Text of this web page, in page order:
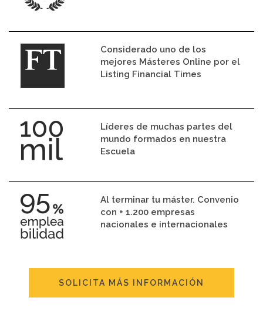
Considerado uno de los
mejores Másteres Online por el
Listing Financial Times
Líderes de muchas partes del
mundo formados en nuestra
Escuela
Al terminar tu máster. Convenio
con + 1.200 empresas
nacionales e internacionales
SOLICITA MÁS INFORMACIÓN